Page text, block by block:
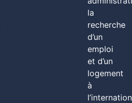
la
recherche
d’un
emploi
et d’un
logement
à